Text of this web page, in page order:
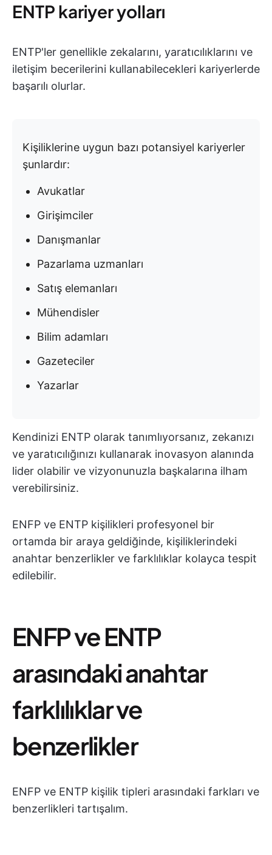
ENTP kariyer yolları
ENTP'ler genellikle zekalarını, yaratıcılıklarını ve
iletişim becerilerini kullanabilecekleri kariyerlerde
başarılı olurlar.
Kişiliklerine uygun bazı potansiyel kariyerler
şunlardır:
Avukatlar
Girişimciler
Danışmanlar
Pazarlama uzmanları
Satış elemanları
Mühendisler
Bilim adamları
Gazeteciler
Yazarlar
Kendinizi ENTP olarak tanımlıyorsanız, zekanızı
ve yaratıcılığınızı kullanarak inovasyon alanında
lider olabilir ve vizyonunuzla başkalarına ilham
verebilirsiniz.
ENFP ve ENTP kişilikleri profesyonel bir
ortamda bir araya geldiğinde, kişiliklerindeki
anahtar benzerlikler ve farklılıklar kolayca tespit
edilebilir.
ENFP ve ENTP
arasındaki anahtar
farklılıklar ve
benzerlikler
ENFP ve ENTP kişilik tipleri arasındaki farkları ve
benzerlikleri tartışalım.